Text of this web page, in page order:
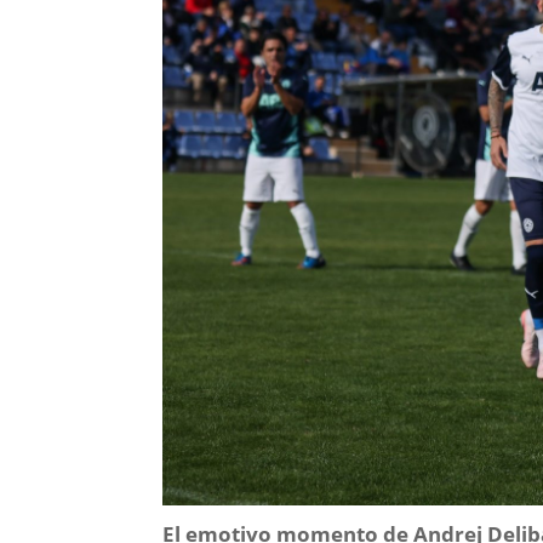
El emotivo momento de Andrej